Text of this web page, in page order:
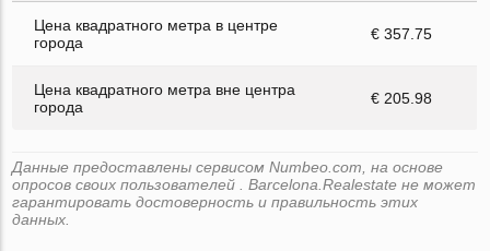
Цена квадратного метра в центре
города
€ 357.75
Цена квадратного метра вне центра
города
€ 205.98
Данные предоставлены сервисом Numbeo.com, на основе
опросов своих пользователей . Barcelona.Realestate не может
гарантировать достоверность и правильность этих
данных.